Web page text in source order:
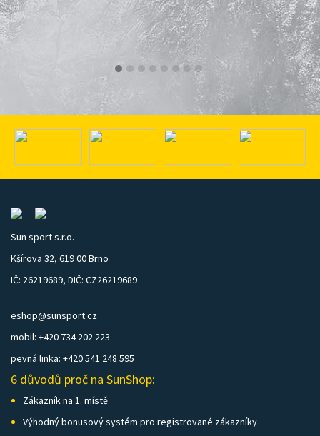
Sun sport s.r.o.
Kšírova 32, 619 00 Brno
IČ: 26219689, DIČ: CZ26219689
eshop@sunsport.cz
mobil: +420 734 202 223
pevná linka: +420 541 248 595
6 důvodů proč na SunShop:
Zákazník na 1. místě
Výhodný bonusový systém pro registrované zákazníky